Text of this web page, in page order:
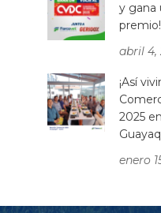
y gana
premio!
abril 4,
¡Así
2025
enero